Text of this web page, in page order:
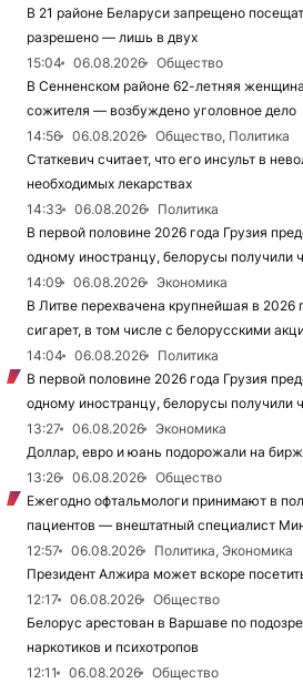
В 21 районе Беларуси запрещено
разрешено — лишь в двух
15:04
06.08.2026
Общество
В Сенненском районе 62-летняя
сожителя — возбуждено уголовное дело
14:56
06.08.2026
Общество, Политика
Статкевич считает, что его инсульт в
необходимых лекарствах
14:33
06.08.2026
Политика
В первой половине 2026 года Грузия
одному иностранцу, белорусы получили
14:09
06.08.2026
Экономика
В Литве перехвачена крупнейшая в 2026
сигарет, в том числе с белорусскими
14:04
06.08.2026
Политика
В первой половине 2026 года Грузия
одному иностранцу, белорусы получили
13:27
06.08.2026
Экономика
Доллар, евро и юань подорожали на
13:26
06.08.2026
Общество
Ежегодно офтальмологи принимают в
пациентов — внештатный специалист
12:57
06.08.2026
Политика, Экономика
Президент Алжира может вскоре
12:17
06.08.2026
Общество
Белорус арестован в Варшаве по
наркотиков и психотропов
12:11
06.08.2026
Общество